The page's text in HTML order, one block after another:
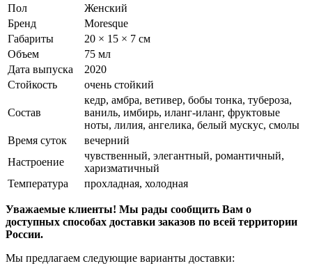
Пол
Женский
Бренд
Moresque
Габариты
20 × 15 × 7 см
Объем
75 мл
Дата выпуска
2020
Стойкость
очень стойкий
Состав
кедр, амбра, ветивер, бобы тонка, тубероза,
ваниль, имбирь, иланг-иланг, фруктовые
ноты, лилия, ангелика, белый мускус, смолы
Время суток
вечерний
Настроение
чувственный, элегантный, романтичный,
харизматичный
Температура
прохладная, холодная
Уважаемые клиенты! Мы рады сообщить Вам о
доступных способах доставки заказов по всей территории
России.
Мы предлагаем следующие варианты доставки: